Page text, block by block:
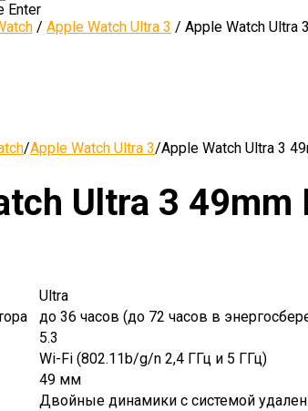
Enter
/ Apple Watch Ultra 3 / Apple Watch Ultra
/Apple Watch Ultra 3/Apple Watch Ultra 3
Ultra 3
Ultra
до 36 часов (до 72 часов в
5.3
Wi-Fi (802.11b/g/n 2,4 ГГц и 5 ГГц)
49 мм
Двойные динамики с системой